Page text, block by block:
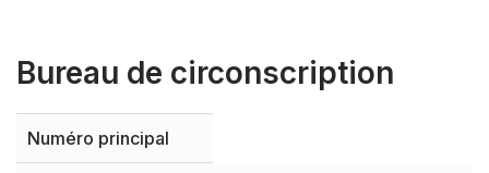
Bureau de circonscription
Numéro principal